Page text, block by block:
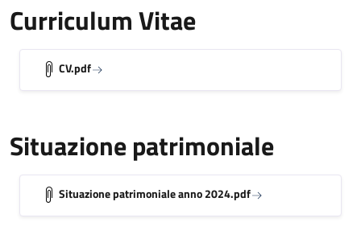
Curriculum Vitae
CV.pdf
Situazione patrimoniale
Situazione patrimoniale anno 2024.pdf